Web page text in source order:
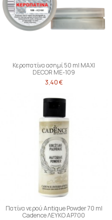
Κεροπατίνα ασημί 50 ml MAXI
DECOR ME-109
3,40 €
Πατίνα νερού Antique Powder 70 ml
Cadence ΛΕΥΚΟ AP700